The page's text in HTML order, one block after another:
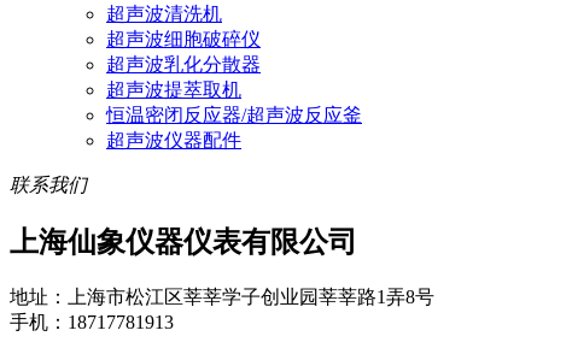
超声波清洗机
超声波细胞破碎仪
超声波乳化分散器
超声波提萃取机
恒温密闭反应器/超声波反应釜
超声波仪器配件
联系我们
上海仙象仪器仪表有限公司
地址：上海市松江区莘莘学子创业园莘莘路1弄8号
手机：18717781913